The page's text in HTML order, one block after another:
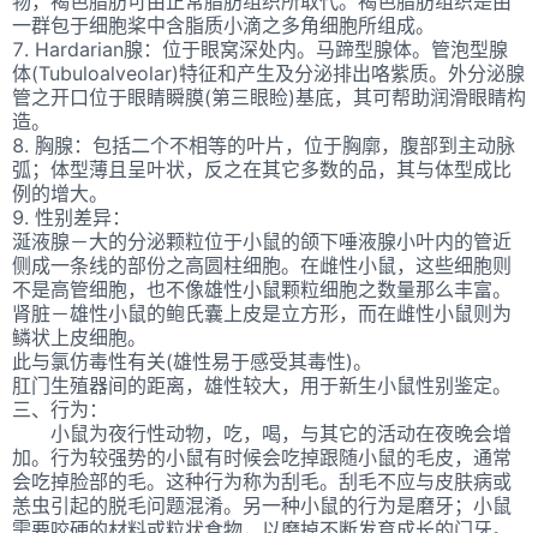
一群包于细胞桨中含脂质小滴之多角细胞所组成。
7. Hardarian腺：位于眼窝深处内。马蹄型腺体。管泡型腺
体(Tubuloalveolar)特征和产生及分泌排出咯紫质。外分泌腺
管之开口位于眼睛瞬膜(第三眼睑)基底，其可帮助润滑眼睛构
造。
8. 胸腺：包括二个不相等的叶片，位于胸廓，腹部到主动脉
弧；体型薄且呈叶状，反之在其它多数的品，其与体型成比
例的增大。
9. 性别差异：
涎液腺－大的分泌颗粒位于小鼠的颌下唾液腺小叶内的管近
侧成一条线的部份之高圆柱细胞。在雌性小鼠，这些细胞则
不是高管细胞，也不像雄性小鼠颗粒细胞之数量那么丰富。
肾脏－雄性小鼠的鲍氏囊上皮是立方形，而在雌性小鼠则为
鳞状上皮细胞。
此与氯仿毒性有关(雄性易于感受其毒性)。
肛门生殖器间的距离，雄性较大，用于新生小鼠性别鉴定。
三、行为：
小鼠为夜行性动物，吃，喝，与其它的活动在夜晚会增
加。行为较强势的小鼠有时候会吃掉跟随小鼠的毛皮，通常
会吃掉脸部的毛。这种行为称为刮毛。刮毛不应与皮肤病或
恙虫引起的脱毛问题混淆。另一种小鼠的行为是磨牙；小鼠